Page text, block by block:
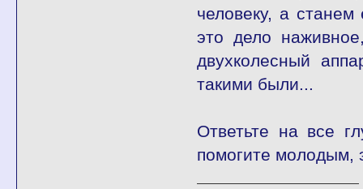
человеку, а
это дело
двухколесный
такими были...
Ответьте на все
помогите молодым,